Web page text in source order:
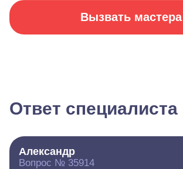
Вызвать мастера
Ответ специалиста
Александр
Вопрос № 35914